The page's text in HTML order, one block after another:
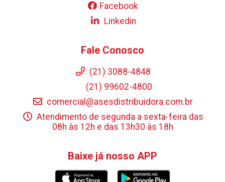
Facebook
Linkedin
Fale Conosco
(21) 3088-4848
(21) 99602-4800
comercial@asesdistribuidora.com.br
Atendimento de segunda a sexta-feira das
08h às 12h e das 13h30 às 18h
Baixe já nosso APP